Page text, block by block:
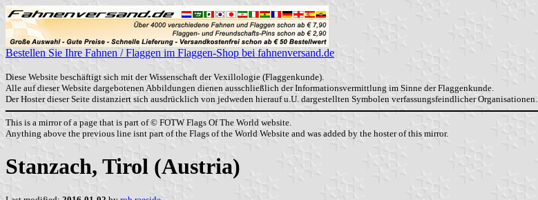
Bestellen Sie Ihre Fahnen / Flaggen im Flaggen-Shop bei fahnenversand.de
Diese Website beschäftigt sich mit der Wissenschaft der Vexillologie (Flaggenkunde).
Alle auf dieser Website dargebotenen Abbildungen dienen ausschließlich der Informationsvermittlung im Sinne der Flaggenkunde.
Der Hoster dieser Seite distanziert sich ausdrücklich von jedweden hierauf u.U. dargestellten Symbolen verfassungsfeindlicher Organisationen.
This is a mirror of a page that is part of © FOTW Flags Of The World website.
Anything above the previous line isnt part of the Flags of the World Website and was added by the hoster of this mirror.
Stanzach, Tirol (Austria)